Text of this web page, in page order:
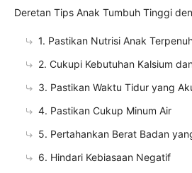
Deretan Tips Anak Tumbuh Tinggi
1. Pastikan Nutrisi Anak
2. Cukupi Kebutuhan Kalsium
3. Pastikan Waktu Tidur yang
4. Pastikan Cukup Minum Air
5. Pertahankan Berat Badan
6. Hindari Kebiasaan Negatif